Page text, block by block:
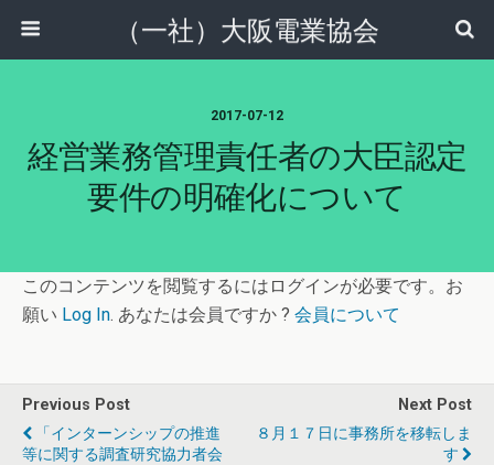
（一社）大阪電業協会
2017-07-12
経営業務管理責任者の大臣認定
要件の明確化について
このコンテンツを閲覧するにはログインが必要です。お
願い Log In. あなたは会員ですか ? 会員について
Previous Post
「インターンシップの推進
等に関する調査研究協力者会
Next Post
８月１７日に事務所を移転しま
す